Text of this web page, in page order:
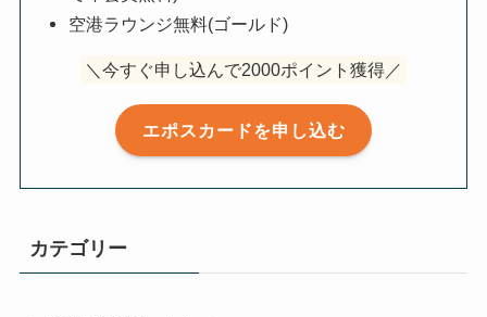
空港ラウンジ無料(ゴールド)
＼今すぐ申し込んで2000ポイント獲得／
エポスカードを申し込む
カテゴリー